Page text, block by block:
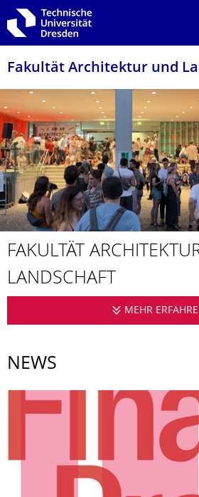
Zur Hauptnavigation springen
Zur Suche springen
Zum Inhalt springen
Fakultät Architektur und
FAKULTÄT
LANDSCHAFT
MEHR
NEWS